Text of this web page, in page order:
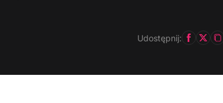
Udostępnij: